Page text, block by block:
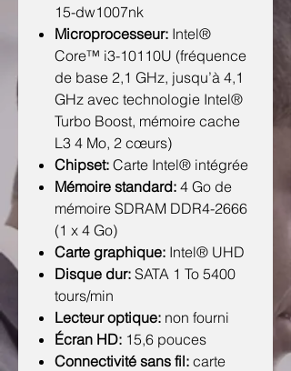
15-dw1007nk
Microprocesseur: Intel®
Core™ i3-10110U (fréquence
de base 2,1 GHz, jusqu’à 4,1
GHz avec technologie Intel®
Turbo Boost, mémoire cache
L3 4 Mo, 2 cœurs)
Chipset: Carte Intel® intégrée
Mémoire standard: 4 Go de
mémoire SDRAM DDR4-2666
(1 x 4 Go)
Carte graphique: Intel® UHD
Disque dur: SATA 1 To 5400
tours/min
Lecteur optique: non fourni
Écran HD: 15,6 pouces
Connectivité sans fil: carte